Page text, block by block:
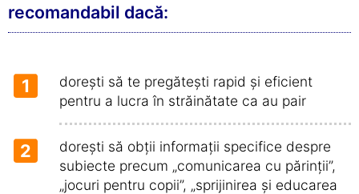
recomandabil dacă:
1
dorești să te pregătești rapid și eficient
pentru a lucra în străinătate ca au pair
2
dorești să obții informații specifice despre
subiecte precum „comunicarea cu părinții”,
„jocuri pentru copii”, „sprijinirea și educarea